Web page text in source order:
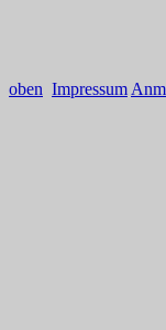
oben Impressum